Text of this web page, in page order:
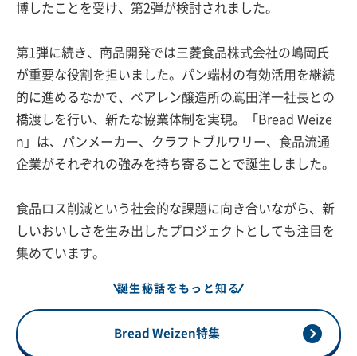
博したことを受け、第2弾が検討されました。
第1弾に続き、商品開発では三菱食品株式会社の嶋岡氏
が重要な役割を担いました。パン端材の有効活用を継続
的に進めるなかで、ベアレン醸造所の嶌田洋一社長との
橋渡しを行い、新たな協業体制を実現。「Bread Weize
n」は、パンメーカー、クラフトブルワリー、食品流通
企業がそれぞれの強みを持ち寄ることで誕生しました。
食品ロス削減という社会的な課題に向き合いながら、新
しいおいしさを生み出したプロジェクトとしても注目を
集めています。
誕生秘話をもっと知る
Bread Weizen特集